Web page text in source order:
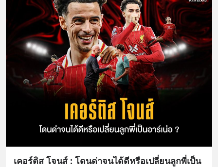
เคอร์ติส โจนส์ : โดนด่าจนได้ดีหรือเปลี่ยนลูกพี่เป็น